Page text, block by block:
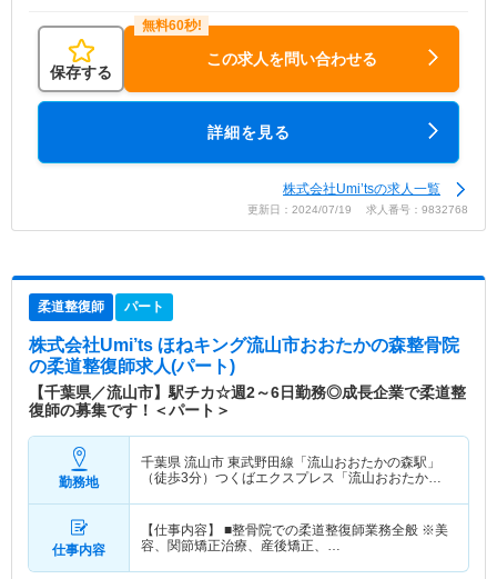
保存する
この求人を問い合わせる
詳細を見る
株式会社Umi’tsの求人一覧
更新日：2024/07/19 求人番号：9832768
柔道整復師 パート
株式会社Umi’ts ほねキング流山市おおたかの森整骨院
の柔道整復師求人(パート)
【千葉県／流山市】駅チカ☆週2～6日勤務◎成長企業で柔道整
復師の募集です！＜パート＞
勤務地
千葉県 流山市 東武野田線「流山おおたかの森駅」
（徒歩3分）つくばエクスプレス「流山おおたかの
仕事内容
【仕事内容】 ■整骨院での柔道整復師業務全般 ※美
容、関節矯正治療、産後矯正、…